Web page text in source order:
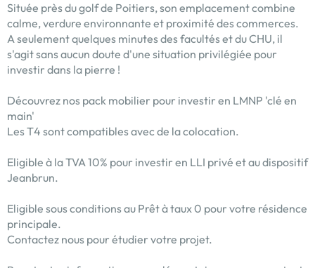
Située près du golf de Poitiers, son emplacement combine
calme, verdure environnante et proximité des commerces.
A seulement quelques minutes des facultés et du CHU, il
s'agit sans aucun doute d'une situation privilégiée pour
investir dans la pierre !
Découvrez nos pack mobilier pour investir en LMNP 'clé en
main'
Les T4 sont compatibles avec de la colocation.
Eligible à la TVA 10% pour investir en LLI privé et au dispositif
Jeanbrun.
Eligible sous conditions au Prêt à taux 0 pour votre résidence
principale.
Contactez nous pour étudier votre projet.